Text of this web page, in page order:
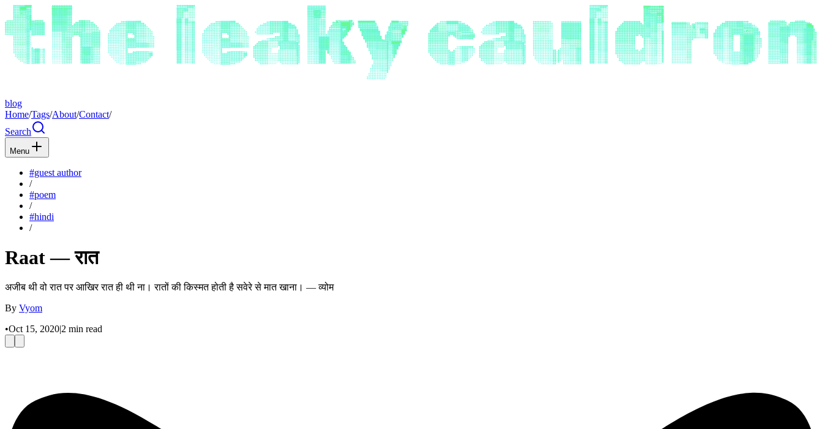
blog
Home/Tags/About/Contact/
Search
Menu
#guest author
/
#poem
/
#hindi
/
Raat — रात
अजीब थी वो रात पर आखिर रात ही थी ना। रातों की किस्मत होती है सवेरे से मात खाना। — व्योम
By Vyom
•Oct 15, 2020|2 min read